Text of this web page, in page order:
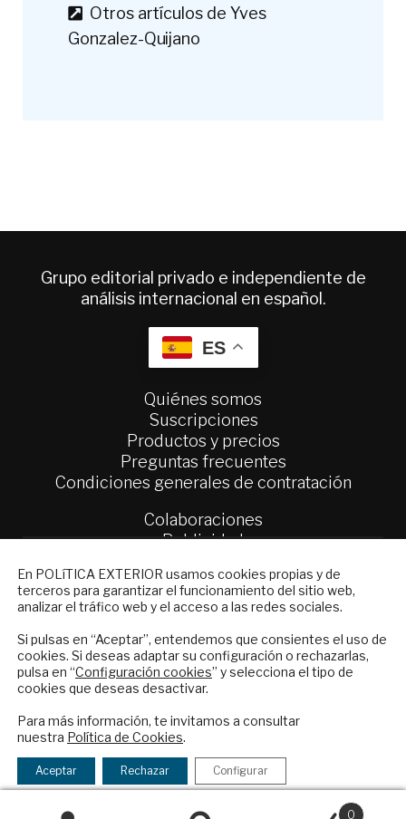
Otros artículos de Yves
Gonzalez-Quijano
Grupo editorial privado e independiente de
análisis internacional en español.
ES
Quiénes somos
Suscripciones
Productos y precios
Preguntas frecuentes
Condiciones generales de contratación
Colaboraciones
Publicidad
Política Exterior
Informe Semanal de Política Exterior
Afkar/Ideas
© 2026 - Fundación Análisis de Política
Exterior. Todos los derechos reservados
Legal|Política de Privacidad y de Cookies
0
Financiado por el Programa KIT Digital. Plan de
En POLíTICA EXTERIOR usamos cookies propias y de
terceros para garantizar el funcionamiento del sitio web,
analizar el tráfico web y el acceso a las redes sociales.
Si pulsas en “Aceptar”, entendemos que consientes el uso de
cookies. Si deseas adaptar su configuración o rechazarlas,
pulsa en “Configuración cookies” y selecciona el tipo de
cookies que deseas desactivar.
Para más información, te invitamos a consultar
nuestra Política de Cookies.
Aceptar Rechazar Configurar
NEWSLETTER
Suscríbase a nuestro boletín electrónico y
reciba en su correo el mejor análisis
internacional en español.
Checkbox
acepto
la
política
política de privacidad